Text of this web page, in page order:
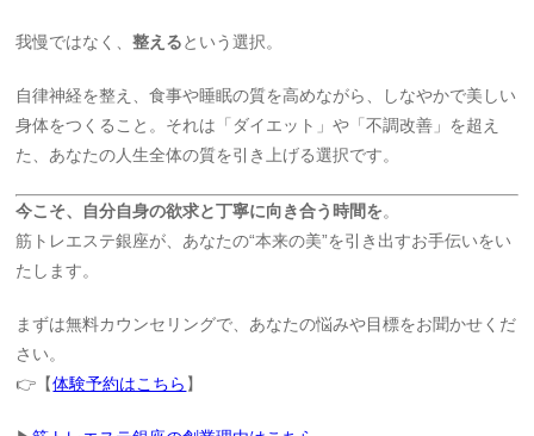
我慢ではなく、整えるという選択。
自律神経を整え、食事や睡眠の質を高めながら、しなやかで美しい
身体をつくること。それは「ダイエット」や「不調改善」を超え
た、あなたの人生全体の質を引き上げる選択です。
今こそ、自分自身の欲求と丁寧に向き合う時間を。
筋トレエステ銀座が、あなたの“本来の美”を引き出すお手伝いをい
たします。
まずは無料カウンセリングで、あなたの悩みや目標をお聞かせくだ
さい。
👉【体験予約はこちら 】